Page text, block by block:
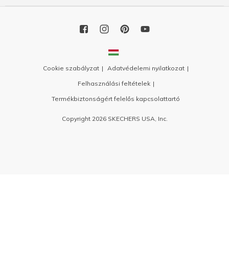
Cookie szabályzat
Adatvédelemi nyilatkozat
Felhasználási feltételek
Termékbiztonságért felelős kapcsolattartó
Copyright 2026 SKECHERS USA, Inc.